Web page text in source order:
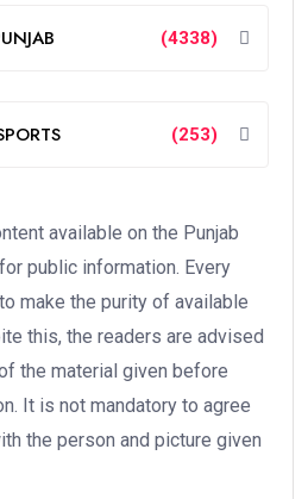
(4338)
(253)
available on the Punjab
public information. Every
make the purity of available
this, the readers are advised
the material given before
It is not mandatory to agree
the person and picture given